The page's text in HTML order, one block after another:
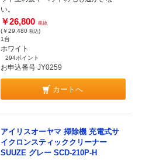
い。
￥26,800 税抜
(￥29,480 税込)
1台
ホワイト
294ポイント
お申込番号 JY0259
カートへ
アイリスオーヤマ 掃除機 充電式サ
イクロンスティッククリーナー
SUUZE グレー SCD-210P-H